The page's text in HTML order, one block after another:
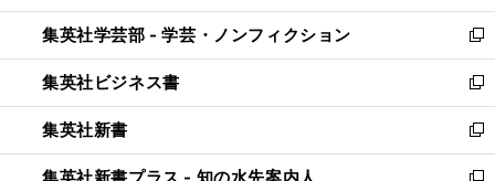
開
く
ウ
で
開
く
ン
ド
ウ
で
開
く
ウ
ィ
ン
ド
ウ
で
開
く
集英社学芸部 - 学芸・ノンフィクション
新
し
い
ウ
ィ
ン
集英社ビジネス書
新
し
い
ウ
集英社新書
新
し
集英社新書プラス - 知の水先案内人